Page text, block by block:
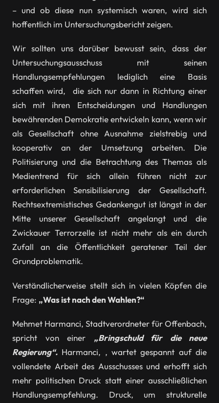
– und ob diese nun systemisch waren, wird sich
hoffentlich im Untersuchungsbericht zeigen.
Wir sollten uns darüber bewusst sein, dass der
Untersuchungsausschuss mit seinen
Handlungsempfehlungen lediglich eine Basis
schaffen wird, die sich nur dann in Richtung einer
sich mit ihren Entscheidungen und Handlungen
bewährenden Demokratie entwickeln kann, wenn wir
als Gesellschaft ohne Ausnahme zielstrebig und
kooperativ an der Umsetzung arbeiten. Die
Politisierung und die Betrachtung des Themas als
Medientrend für sich allein führen nicht zur
erforderlichen Sensibilisierung der Gesellschaft.
Rechtsextremistisches Gedankengut ist längst in der
Mitte unserer Gesellschaft angelangt und die
Zwickauer Terrorzelle ist nicht mehr als ein durch
Zufall an die Öffentlichkeit geratener Teil der
Grundproblematik.
Verständlicherweise stellt sich in vielen Köpfen die
Frage: „Was ist nach den Wahlen?“
Mehmet Harmanci, Stadtverordneter für Offenbach,
spricht von einer „Bringschuld für die neue
Regierung“. Harmanci, , wartet gespannt auf die
vollendete Arbeit des Ausschusses und erhofft sich
mehr politischen Druck statt einer ausschließlichen
Handlungsempfehlung. Druck, um strukturelle